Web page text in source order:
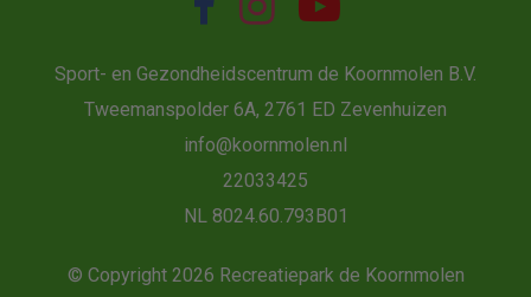
Sport- en Gezondheidscentrum de Koornmolen B.V.
Tweemanspolder 6A, 2761 ED Zevenhuizen
info@koornmolen.nl
22033425
NL 8024.60.793B01
© Copyright 2026 Recreatiepark de Koornmolen